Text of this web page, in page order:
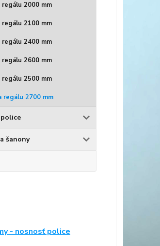
regálu 2000 mm
regálu 2100 mm
regálu 2400 mm
regálu 2600 mm
regálu 2500 mm
regálu 2700 mm
šanony
- nosnosť police